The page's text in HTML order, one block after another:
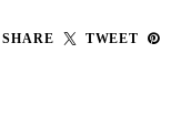
SHARE TWEET